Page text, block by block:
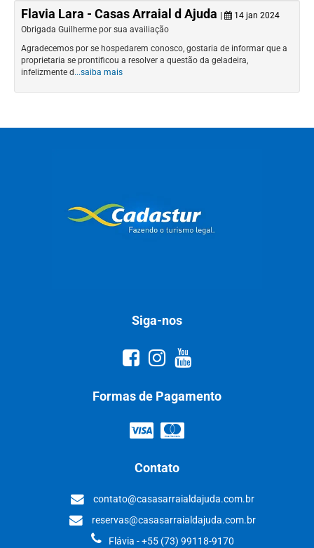
Flavia Lara - Casas Arraial d Ajuda |
14 jan 2024
Obrigada Guilherme por sua availiação
Agradecemos por se hospedarem conosco, gostaria de informar que a
proprietaria se prontificou a resolver a questão da geladeira,
infelizmente d...saiba mais
Siga-nos
Formas de Pagamento
Contato
contato@casasarraialdajuda.com.br
reservas@casasarraialdajuda.com.br
Flávia - +55 (73) 99118-9170